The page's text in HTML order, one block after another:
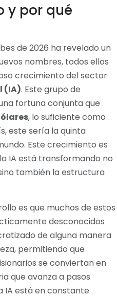
y por qué
de 2026 ha revelado un
nombres, todos ellos
crecimiento del sector
(IA). Este grupo de
fortuna conjunta que
, lo suficiente como
este sería la quinta
Este crecimiento es
IA está transformando no
también la estructura
es que muchos de estos
desconocidos
de alguna manera
permitiendo que
se conviertan en
que avanza a pasos
IA está en constante